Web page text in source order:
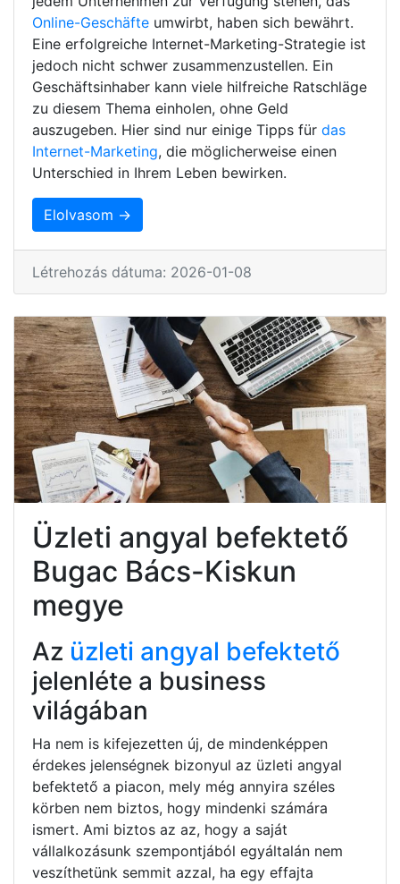
Online-Geschäfte umwirbt, haben sich bewährt.
Eine erfolgreiche Internet-Marketing-Strategie ist
jedoch nicht schwer zusammenzustellen. Ein
Geschäftsinhaber kann viele hilfreiche Ratschläge
zu diesem Thema einholen, ohne Geld
auszugeben. Hier sind nur einige Tipps für das
Internet-Marketing, die möglicherweise einen
Unterschied in Ihrem Leben bewirken.
Elolvasom →
Létrehozás dátuma: 2026-01-08
Üzleti angyal befektető
Bugac Bács-Kiskun
megye
Az üzleti angyal befektető
jelenléte a business
világában
Ha nem is kifejezetten új, de mindenképpen
érdekes jelenségnek bizonyul az üzleti angyal
befektető a piacon, mely még annyira széles
körben nem biztos, hogy mindenki számára
ismert. Ami biztos az az, hogy a saját
vállalkozásunk szempontjából egyáltalán nem
veszíthetünk semmit azzal, ha egy effajta